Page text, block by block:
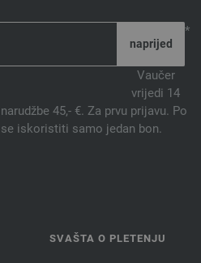
*
Vaučer
vrijedi 14
45,- €. Za prvu prijavu. Po
iskoristiti samo jedan bon.
SVAŠTA O PLETENJU